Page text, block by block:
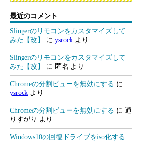
最近のコメント
Slingerのリモコンをカスタマイズして
みた【改】
に ysrock より
Slingerのリモコンをカスタマイズして
みた【改】
に 匿名 より
Chromeの分割ビューを無効にする に
ysrock より
Chromeの分割ビューを無効にする に 通
りすがり より
Windows10の回復ドライブをiso化する